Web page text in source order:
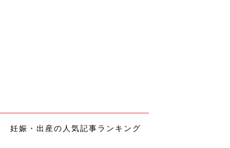
妊娠・出産の人気記事ランキング